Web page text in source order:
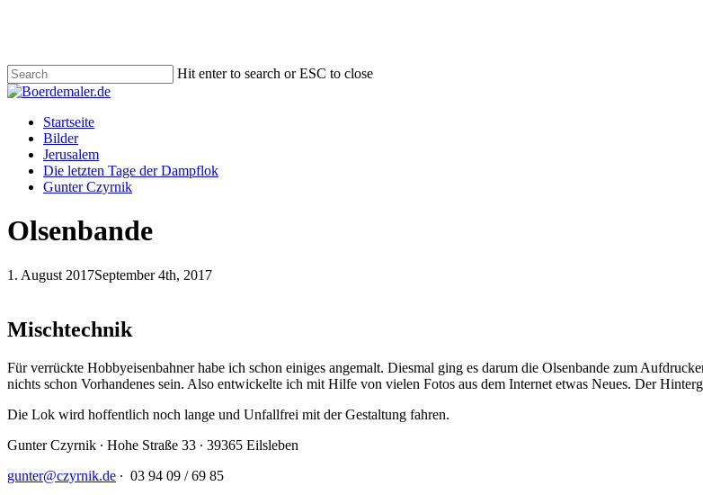
content
Hit enter to search or ESC to close
Close
Menu
Startseite
Bilder
Jerusalem
Die letzten Tage der Dampflok
Gunter Czyrnik
Olsenbande
1. August 2017September 4th, 2017
Mischtechnik
Für verrückte Hobbyeisenbahner habe ich schon einiges angemalt. Diesmal ging es darum die Olsenbande zum
nichts schon Vorhandenes sein. Also entwickelte ich mit Hilfe von vielen Fotos aus dem Internet etwas Neues. Der
Die Lok wird hoffentlich noch lange und Unfallfrei mit der Gestaltung fahren.
Gunter Czyrnik ∙ Hohe Straße 33 ∙ 39365 Eilsleben
gunter@czyrnik.de ∙ 03 94 09 / 69 85